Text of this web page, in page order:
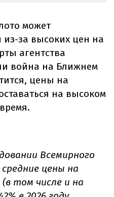
может
за высоких цен на
агентства
война на Ближнем
цены на
на высоком
Всемирного
цены на
том числе и на